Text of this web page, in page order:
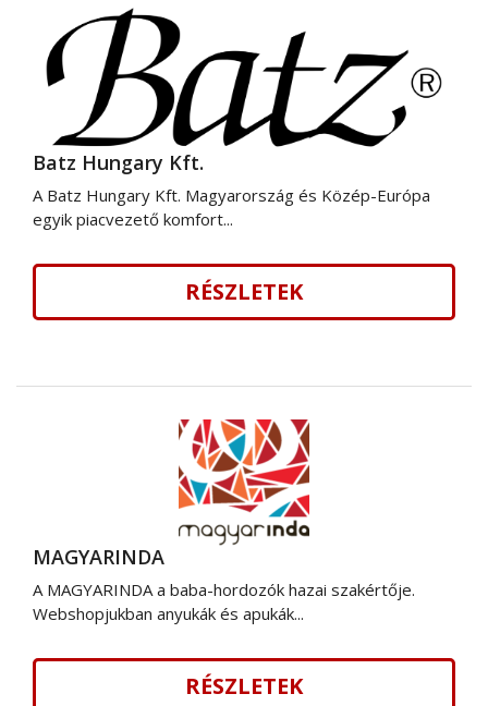
Batz Hungary Kft.
A Batz Hungary Kft. Magyarország és Közép-Európa
egyik piacvezető komfort...
RÉSZLETEK
MAGYARINDA
A MAGYARINDA a baba-hordozók hazai szakértője.
Webshopjukban anyukák és apukák...
RÉSZLETEK